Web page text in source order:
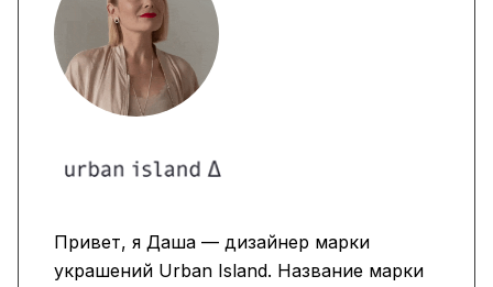
Привет, я Даша — дизайнер марки
украшений Urban Island. Название марки